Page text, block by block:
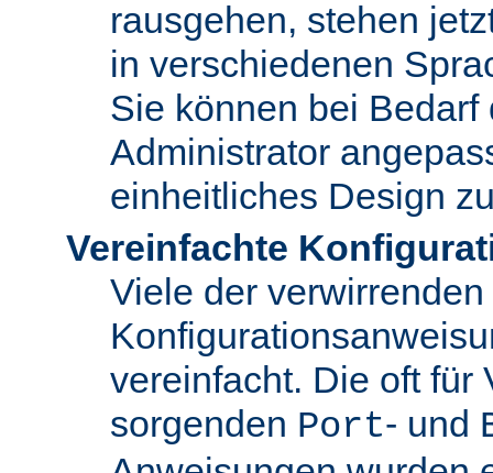
rausgehen, stehen
in verschiedenen
Sie können bei Bedarf
Administrator
einheitliches Design
Vereinfachte
Viele der verwirrenden
vereinfacht. Die oft für
sorgenden Port- und